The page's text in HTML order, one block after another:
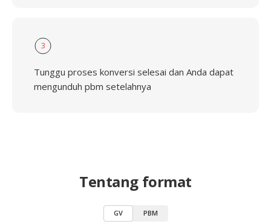
3
Tunggu proses konversi selesai dan Anda dapat
mengunduh pbm setelahnya
Tentang format
GV PBM